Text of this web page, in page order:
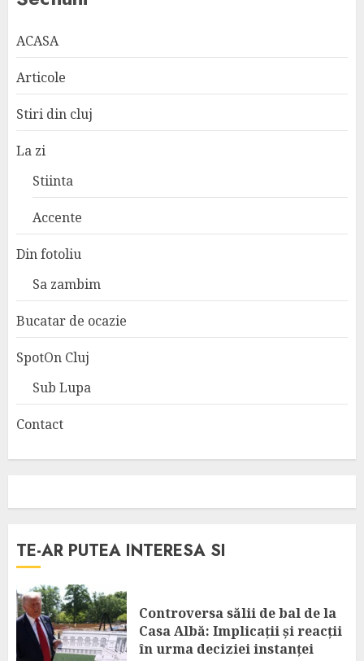
ACASA
Articole
Stiri din cluj
La zi
Stiinta
Accente
Din fotoliu
Sa zambim
Bucatar de ocazie
SpotOn Cluj
Sub Lupa
Contact
TE-AR PUTEA INTERESA SI
Controversa sălii de bal de la
Casa Albă: Implicații și reacții
în urma deciziei instanței